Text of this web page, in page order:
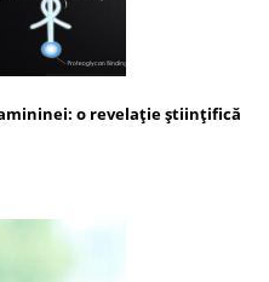
o revelație științifică